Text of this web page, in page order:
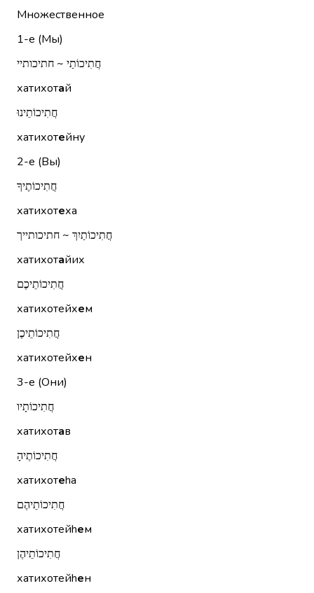
Множественное
1-е (Мы)
חֲתִיכוֹתַי ~ חתיכותיי
хатихотай
חֲתִיכוֹתֵינוּ
хатихотейну
2-е (Вы)
חֲתִיכוֹתֶיךָ
хатихотеха
חֲתִיכוֹתַיִךְ ~ חתיכותייך
хатихотайих
חֲתִיכוֹתֵיכֶם
хатихотейхем
חֲתִיכוֹתֵיכֶן
хатихотейхен
3-е (Они)
חֲתִיכוֹתָיו
хатихотав
חֲתִיכוֹתֶיהָ
хатихотеhа
חֲתִיכוֹתֵיהֶם
хатихотейhем
חֲתִיכוֹתֵיהֶן
хатихотейhен